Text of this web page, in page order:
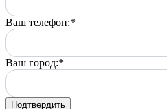
Ваш телефон:*
Ваш город:*
Подтвердить